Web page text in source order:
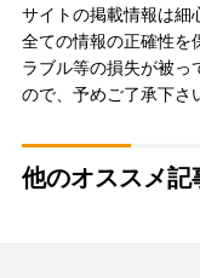
サイトの掲載情報は細
全ての情報の正確性を
ラブル等の損失が被っ
ので、予めご了承下さ
他のオススメ記